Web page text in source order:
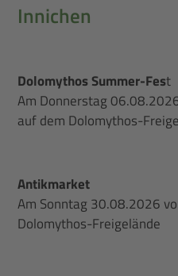
Innichen
Dolomythos Summer-Fest
Am Donnerstag
auf dem Dolomythos-
Antikmarket
Am Sonntag 30.08.2026
Dolomythos-Freigelände